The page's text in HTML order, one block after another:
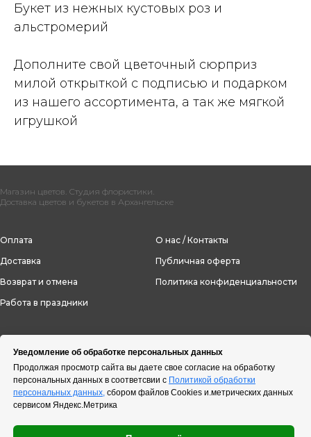
Уведомление об обработке персональных данных
Продолжая просмотр сайта вы даете свое согласие на обработку
персональных данных в соответсвии с Политикой обработки
персональных данных, сбором файлов Cookies и.метрических данных
сервисом Яндекс.Метрика
Букет из нежных кустовых роз и
альстромерий
Дополните свой цветочный сюрприз
милой открыткой с подписью и подарком
из нашего ассортимента, а так же мягкой
игрушкой
Магазин цветов. Студия флористики.
Доставка цветов и букетов в Архангельске
Оплата
Доставка
Возврат и отмена
Работа в праздники
О нас / Контакты
Публичная оферта
Политика конфиденциальности